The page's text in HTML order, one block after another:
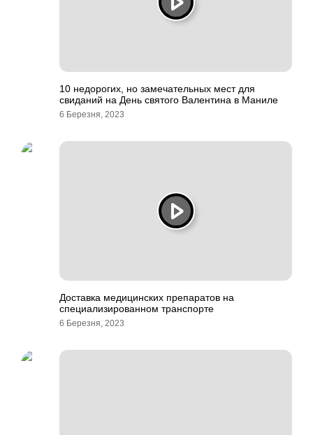
10 недорогих, но замечательных мест для
свиданий на День святого Валентина в Маниле
6 Березня, 2023
Доставка медицинских препаратов на
специализированном транспорте
6 Березня, 2023